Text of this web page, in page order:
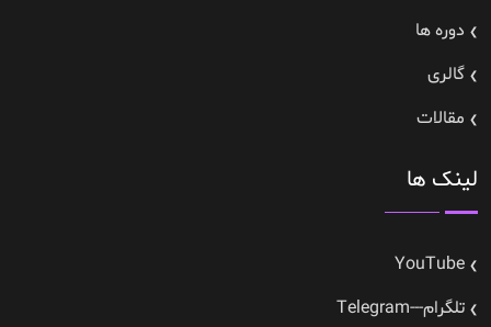
دوره ها
گالری
مقالات
لینک ها
YouTube
تلگرام---Telegram